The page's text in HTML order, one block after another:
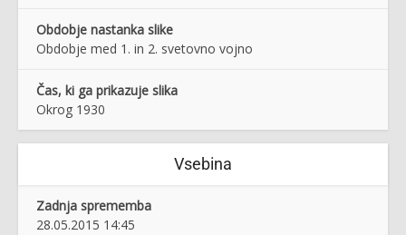
Obdobje nastanka slike
Obdobje med 1. in 2. svetovno vojno
Čas, ki ga prikazuje slika
Okrog 1930
Vsebina
Zadnja sprememba
28.05.2015 14:45